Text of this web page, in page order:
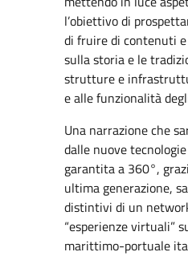
l’obiettivo di
di fruire di contenuti
sulla storia e le
strutture e
e alle funzionalità
Una narrazione che
dalle nuove
garantita a 360°,
ultima generazione,
distintivi di un
“esperienze virtuali”
marittimo-portuale